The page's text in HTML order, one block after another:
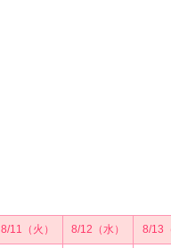
8/11（火） 8/12（水） 8/13